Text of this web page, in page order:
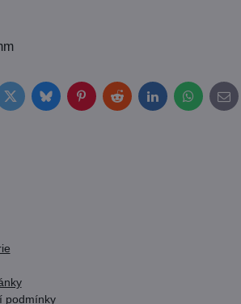
TwitterBlueskyPinterestRedditLinkedInWhatsApp
E-
mail
podmínky